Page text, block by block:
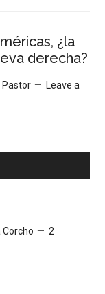
¿la
derecha?
Pastor
Leave a
Corcho
2